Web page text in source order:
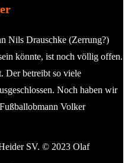
Nils Drauschke (Zerrung?)
könnte, ist noch völlig offen.
Der betreibt so viele
Noch haben wir
Volker